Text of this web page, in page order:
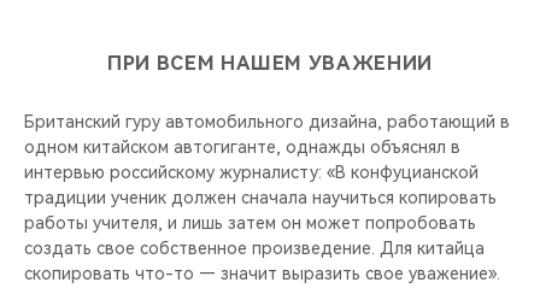
ПРИ ВСЕМ НАШЕМ УВАЖЕНИИ
Британский гуру автомобильного дизайна, работающий в
одном китайском автогиганте, однажды объяснял в
интервью российскому журналисту: «В конфуцианской
традиции ученик должен сначала научиться копировать
работы учителя, и лишь затем он может попробовать
создать свое собственное произведение. Для китайца
скопировать что-то — значит выразить свое уважение».